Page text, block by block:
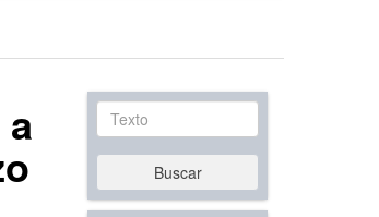
Texto
Buscar